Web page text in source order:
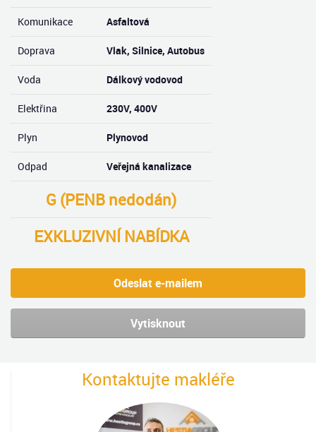
Komunikace Asfaltová
Doprava Vlak, Silnice, Autobus
Voda Dálkový vodovod
Elektřina 230V, 400V
Plyn Plynovod
Odpad Veřejná kanalizace
G (PENB nedodán)
EXKLUZIVNÍ NABÍDKA
Odeslat e-mailem
Vytisknout
Kontaktujte makléře